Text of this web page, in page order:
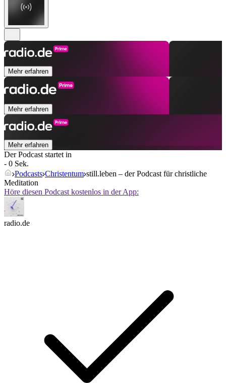
Mehr erfahren
Mehr erfahren
Mehr erfahren
Der Podcast startet in
- 0 Sek.
Podcasts Christentum still.leben – der Podcast für christliche
Meditation
Höre diesen Podcast kostenlos in der App:
radio.de